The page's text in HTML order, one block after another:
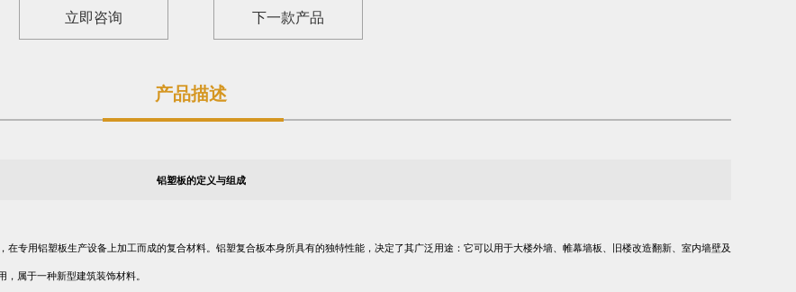
立即咨询 下一款产品
产品描述
铝塑板的定义与组成
专用铝塑板生产设备上加工而成的复合材料。铝塑复合板本身所具有的独特性能，决定了其广泛用途：它可以用于大楼外墙、帷幕墙板、旧楼改造翻新、室内墙壁及
属于一种新型建筑装饰材料。